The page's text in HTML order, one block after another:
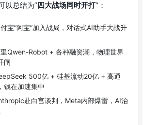
以总结为”四大战场同时开打“：
付宝”阿宝”加入战局，对话式AI助手大战升
里Qwen-Robot + 各种融资潮，物理世界
闸
500亿 + 硅基流动20亿 + 高通
钱在加速集中
赴白宫谈判，Meta内部爆雷，AI治